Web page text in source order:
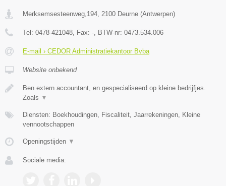
Merksemsesteenweg,194, 2100 Deurne (Antwerpen)
Tel: 0478-421048, Fax: -, BTW-nr: 0473.534.006
E-mail › CEDOR Administratiekantoor Bvba
Website onbekend
Ben extern accountant, en gespecialiseerd op kleine bedrijfjes.
Zoals ▼
Diensten: Boekhoudingen, Fiscaliteit, Jaarrekeningen, Kleine
vennootschappen
Openingstijden ▼
Sociale media: